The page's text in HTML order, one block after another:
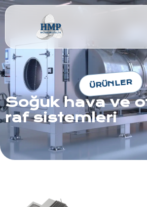
ÜRÜNLER
Soğuk hava ve
raf sistemleri